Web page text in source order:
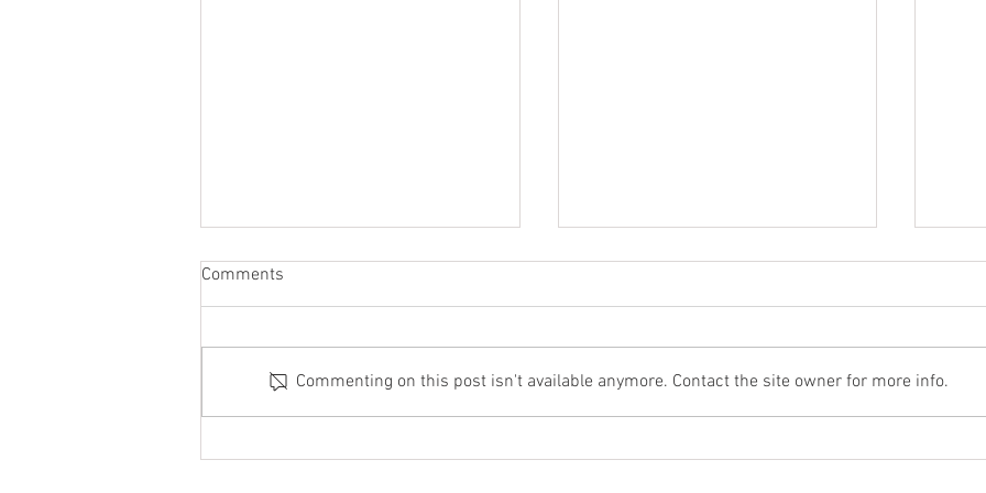
die Auto Show Tarsch 2026
Zukunft: Der MSGV wählt
Comments
Commenting on this post isn't available anymore. Contact the site owner for more info.